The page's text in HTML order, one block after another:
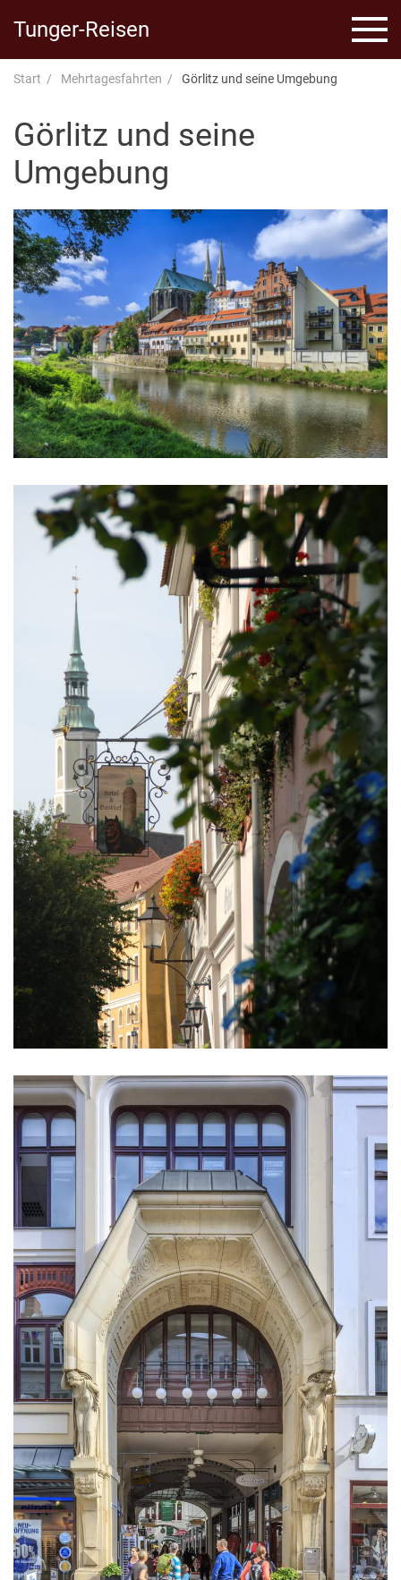
Tunger-Reisen
Start Mehrtagesfahrten Görlitz und seine Umgebung
Görlitz und seine
Umgebung